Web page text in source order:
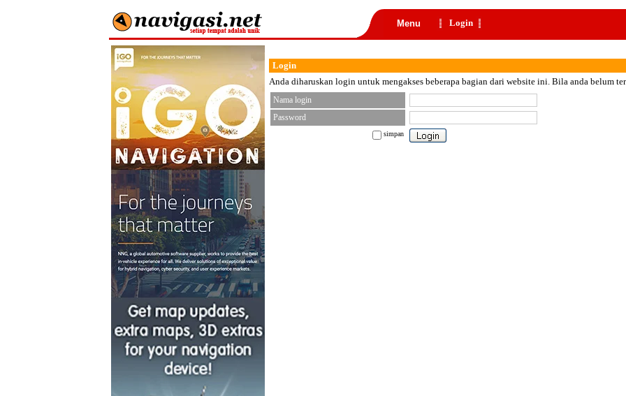
Menu Login
Login
Anda diharuskan login untuk mengakses beberapa bagian dari website ini. Bila anda belum
Nama login
Password
simpan